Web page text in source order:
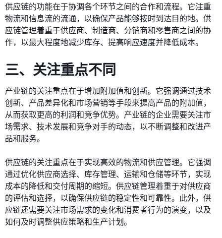
供应链的功能在于协调各个环节之间的合作和流程。它注重
物流和信息流的流通，以确保产品能够按时到达目的地。供
应链管理着重于供应商、制造商、分销商和零售商之间的协
作，以最大程度地减少库存、提高响应速度并降低成本。
三、关注重点不同
产业链的关注重点在于增加附加值和创新。它强调通过技术
创新、产品差异化和市场营销等手段来提高产品的附加值，
从而获取更高的利润和竞争优势。产业链的企业需要关注市
场需求、技术发展和竞争对手的动态，以不断调整和改进产
品和服务。
供应链的关注重点在于实现高效的物流和供应管理。它强调
通过优化供应商选择、库存管理、运输和仓储等环节，实现
成本的降低和交付周期的缩短。供应链管理着重于对供应商
的评估和选择，以确保供应链的稳定性和可靠性。此外，供
应链还需要关注市场需求的变化和消费者行为的演变，以及
如何及时调整供应策略和生产计划。